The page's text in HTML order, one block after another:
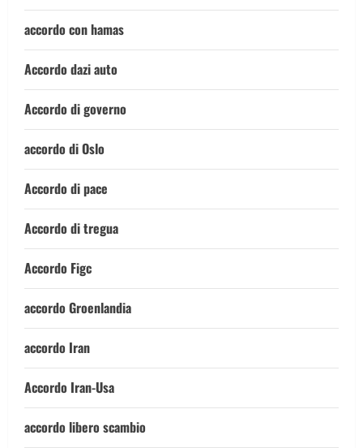
accordo con hamas
Accordo dazi auto
Accordo di governo
accordo di Oslo
Accordo di pace
Accordo di tregua
Accordo Figc
accordo Groenlandia
accordo Iran
Accordo Iran-Usa
accordo libero scambio